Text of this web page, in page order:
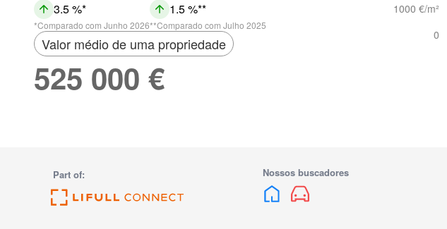
3.5 %
Comparado com Junho 2026
1.5 %
Comparado com Julho 2025
Valor médio de uma propriedade
525 000 €
Part of: Nossos buscadores